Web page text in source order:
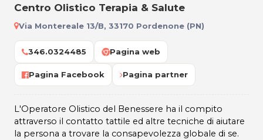
Centro Olistico Terapia & Salute
Via Montereale 13/B, 33170 Pordenone (PN)
346.0324485 Pagina web
Pagina Facebook Pagina partner
L'Operatore Olistico del Benessere ha il compito
attraverso il contatto tattile ed altre tecniche di aiutare
la persona a trovare la consapevolezza globale di se.